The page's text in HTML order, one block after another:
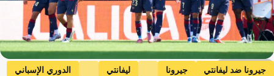
Getty Images
جيرونا ضد ليفانتي جيرونا ليفانتي
الدوري الإسباني